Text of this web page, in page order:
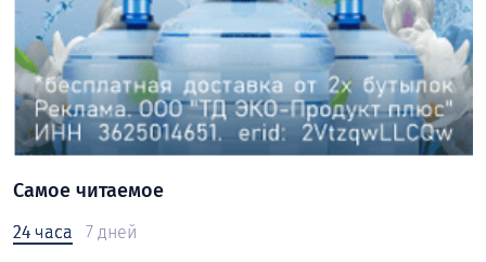
Самое читаемое
24 часа 7 дней